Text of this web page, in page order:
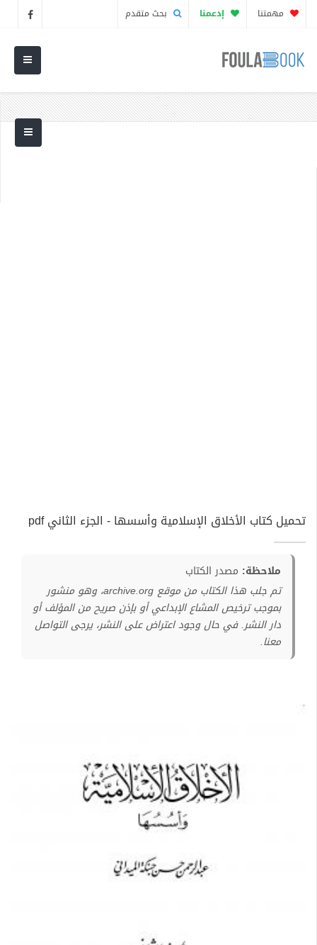
مهمتنا إدعمنا بحث متقدم
تحميل كتاب الأخلاق الإسلامية وأسسها - الجزء الثاني pdf
ملاحظة: مصدر الكتاب
تم جلب هذا الكتاب من موقع archive.org، وهو منشور
بموجب ترخيص المشاع الإبداعي أو بإذن صريح من المؤلف أو
دار النشر. في حال وجود اعتراض على النشر، يرجى التواصل
معنا.